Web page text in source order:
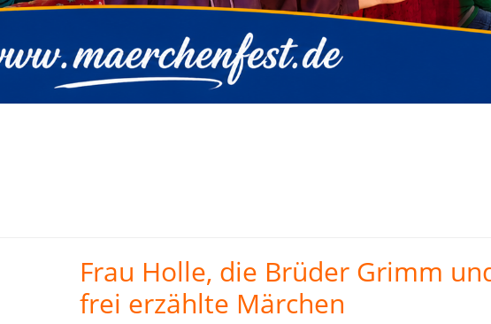
Frau Holle, die Brüder Grimm
frei erzählte Märchen